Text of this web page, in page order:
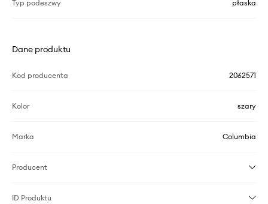
Typ podeszwy płaska
Dane produktu
Kod producenta 2062571
Kolor szary
Marka Columbia
Producent
ID Produktu